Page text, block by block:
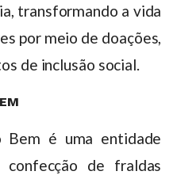
transformando a vida
por meio de doações,
de inclusão social.
Bem é uma entidade
confecção de fraldas